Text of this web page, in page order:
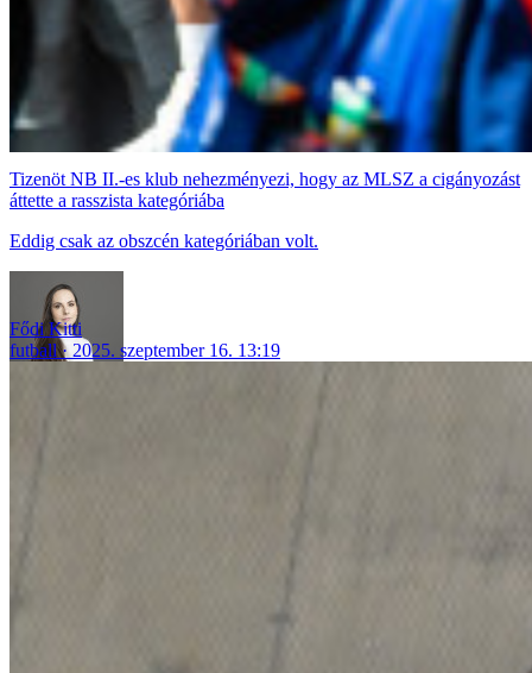
Tizenöt NB II.-es klub nehezményezi, hogy az MLSZ a cigányozást
áttette a rasszista kategóriába
Eddig csak az obszcén kategóriában volt.
Fődi Kitti
futball
2025. szeptember 16. 13:19